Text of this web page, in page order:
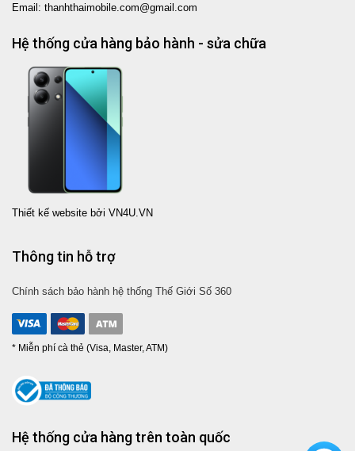
Email: thanhthaimobile.com@gmail.com
Hệ thống cửa hàng bảo hành - sửa chữa
Thiết kế website bởi VN4U.VN
Thông tin hỗ trợ
Chính sách bảo hành hệ thống Thế Giới Số 360
* Miễn phí cà thẻ (Visa, Master, ATM)
Hệ thống cửa hàng trên toàn quốc